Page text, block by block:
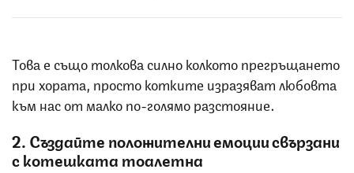
Това е също толкова силно колкото прегръщането
при хората, просто котките изразяват любовта
към нас от малко по-голямо разстояние.
2. Създайте положителни емоции свързани
с котешката тоалетна